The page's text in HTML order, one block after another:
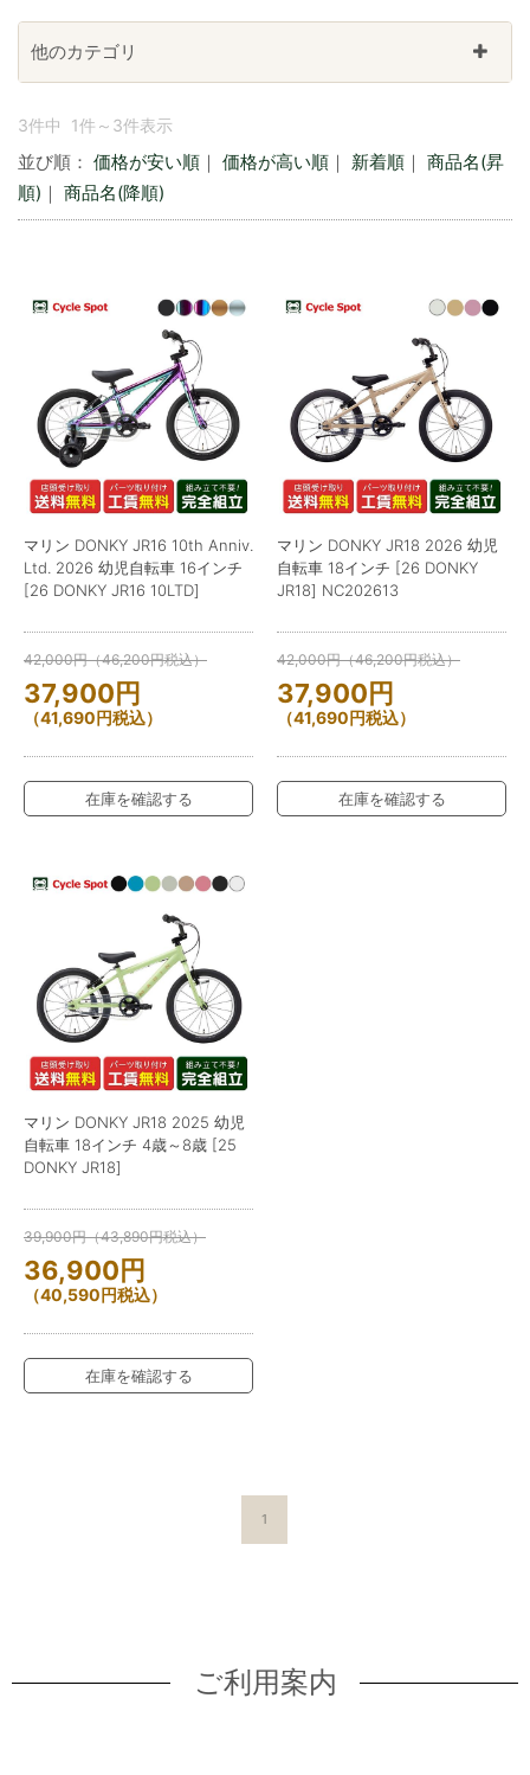
3件中 1件～3件表示
並び順： 価格が安い順 ｜ 価格が高い順 ｜ 新着順 ｜ 商品名(昇
順) ｜ 商品名(降順)
マリン DONKY JR16 10th Anniv.
Ltd. 2026 幼児自転車 16インチ
[26 DONKY JR16 10LTD]
42,000円（46,200円税込）
37,900円
（41,690円税込）
在庫を確認する
マリン DONKY JR18 2026 幼児
自転車 18インチ [26 DONKY
JR18] NC202613
42,000円（46,200円税込）
37,900円
（41,690円税込）
在庫を確認する
マリン DONKY JR18 2025 幼児
自転車 18インチ 4歳～8歳 [25
DONKY JR18]
39,900円（43,890円税込）
36,900円
（40,590円税込）
在庫を確認する
1
他のカテゴリ
ご利用案内